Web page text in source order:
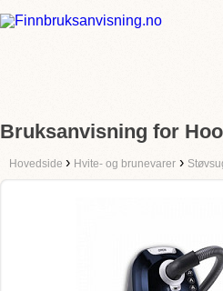
Bruksanvisning for
Hovedside › Hvite- og brunevarer ›